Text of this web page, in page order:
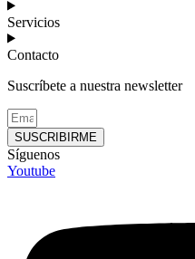
Servicios
Contacto
Suscríbete a nuestra newsletter
SUSCRIBIRME
Síguenos
Youtube